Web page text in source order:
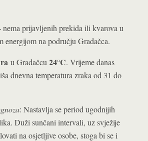
nema prijavljenih prekida ili kvarova u
energijom na području Gradačca.
u Gradačcu 24°C. Vrijeme danas
dnevna temperatura zraka od 31 do
: Nastavlja se period ugodnijih
Duži sunčani intervali, uz svježije
na osjetljive osobe, stoga bi se i